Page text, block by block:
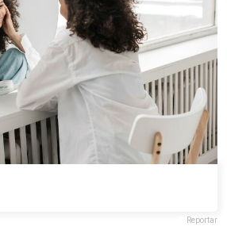
Reportar